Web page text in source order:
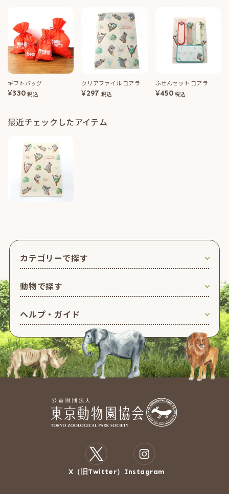
ギフトバッグ
¥330 税込
クリアファイル コアラ
¥297 税込
ふせんセット コアラ
¥450 税込
最近チェックしたアイテム
カテゴリーで探す
動物で探す
ヘルプ・ガイド
X（旧Twitter） Instagram